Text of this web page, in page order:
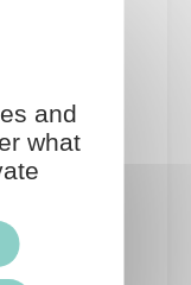
and
what